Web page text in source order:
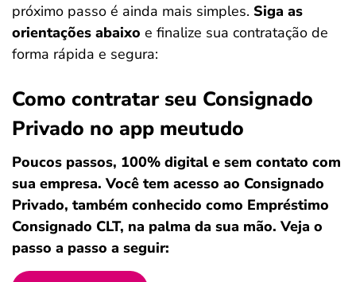
próximo passo é ainda mais simples. Siga as
orientações abaixo e finalize sua contratação de
forma rápida e segura:
Como contratar seu Consignado
Privado no app meutudo
Poucos passos, 100% digital e sem contato com
sua empresa. Você tem acesso ao Consignado
Privado, também conhecido como Empréstimo
Consignado CLT, na palma da sua mão. Veja o
passo a passo a seguir: